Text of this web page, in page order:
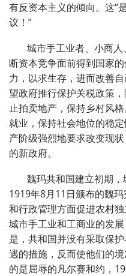
有反资本主义的倾向。这
议！”
城市手工业者、小商
断资本竞争面前得到国家
力，以求生存，进而改善
望政府推行保护关税政策
止拍卖地产，保持乡村风
就业，保持社会地位的稳
产阶级强烈地要求改变现
的新政府。
魏玛共和国建立初期，
1919年8月11日颁布的魏
和行政管理方面促进农村
城市手工业和工商业的发
是，共和国并没有采取保
遇的措施，反而使他们的
的是屈辱的凡尔赛和约，